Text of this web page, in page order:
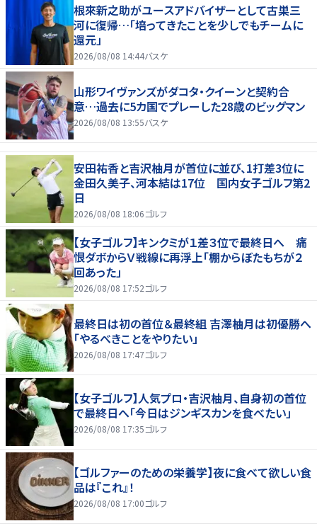
根來新之助がユースアドバイザーとして古巣三
河に復帰…「培ってきたことを少しでもチームに
還元」
2026/08/08 14:44バスケ
山形ワイヴァンズがダコタ・クイーンと契約合
意…過去に5カ国でプレーした28歳のビッグマン
2026/08/08 13:55バスケ
安田祐香と吉沢柚月が首位に並び、1打差3位に
金田久美子、河本結は17位 国内女子ゴルフ第2
日
2026/08/08 18:06ゴルフ
【女子ゴルフ】キンクミが１差３位で最終日へ 痛
恨ダボからＶ戦線に再浮上「棚からぼたもちが２
回あった」
2026/08/08 17:52ゴルフ
最終日は初の首位＆最終組 吉澤柚月は初優勝へ
「やるべきことをやりたい」
2026/08/08 17:47ゴルフ
【女子ゴルフ】人気プロ・吉沢柚月、自身初の首位
で最終日へ「今日はジンギスカンを食べたい」
2026/08/08 17:35ゴルフ
【ゴルファーのための栄養学】夜に食べて欲しい食
品は『これ』！
2026/08/08 17:00ゴルフ